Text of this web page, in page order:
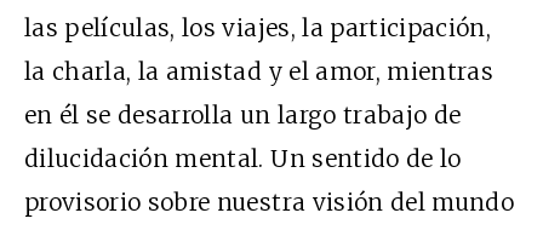
las películas, los viajes, la participación,
la charla, la amistad y el amor, mientras
en él se desarrolla un largo trabajo de
dilucidación mental. Un sentido de lo
provisorio sobre nuestra visión del mundo